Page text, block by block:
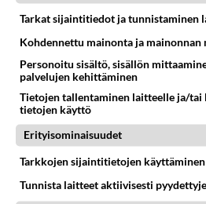
METSÄNHOITO
Tonni taimia päivässä maahan
repiytymättä. Kivikoissa
vastaavasti multamaa...
18.03.2019 13:15
Tarkat sijaintitiedot ja tunnistaminen
Kohdennettu mainonta ja mainonnan
Personoitu sisältö, sisällön
palvelujen kehittäminen
Tietojen tallentaminen laitteelle ja/tai
tietojen käyttö
Erityisominaisuudet
Tarkkojen sijaintitietojen käyttäminen
Tunnista laitteet aktiivisesti